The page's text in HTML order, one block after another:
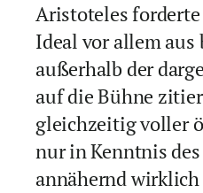
Aristoteles forderte
Ideal vor allem aus
außerhalb der
auf die Bühne
gleichzeitig voller
nur in Kenntnis
annähernd